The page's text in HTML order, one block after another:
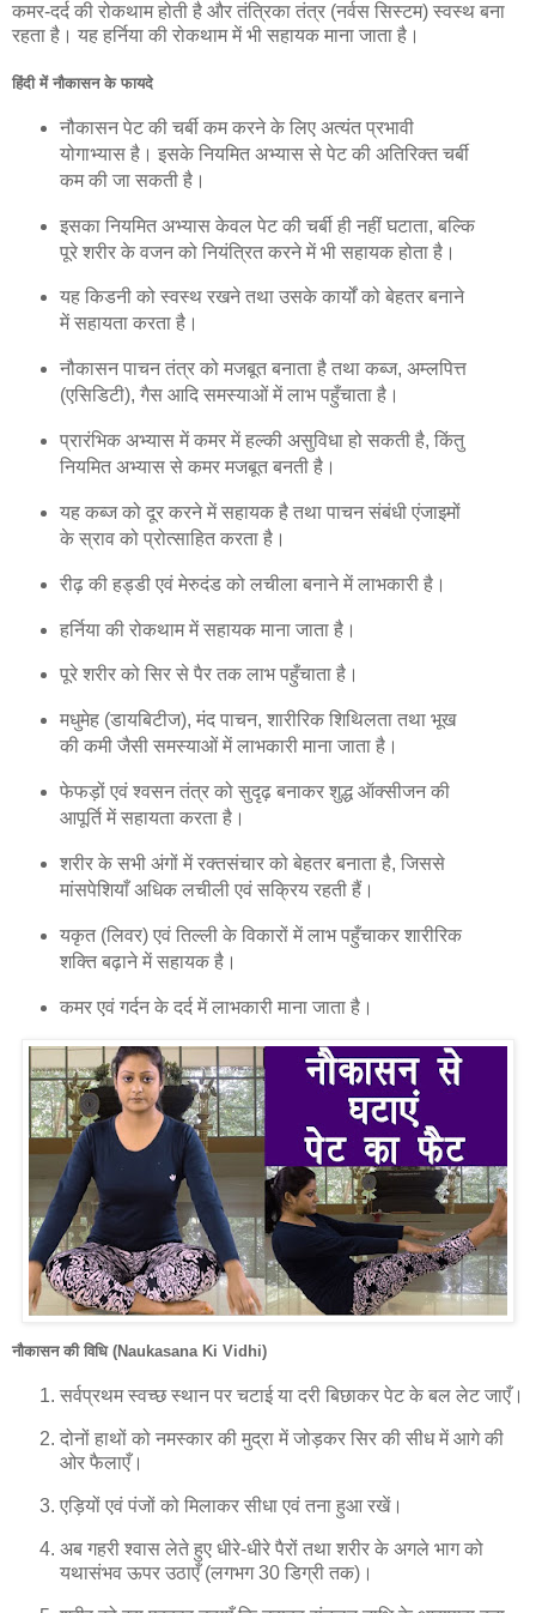
कमर-दर्द की रोकथाम होती है और तंत्रिका तंत्र (नर्वस सिस्टम) स्वस्थ बना
रहता है। यह हर्निया की रोकथाम में भी सहायक माना जाता है।
हिंदी में नौकासन के फायदे
नौकासन पेट की चर्बी कम करने के लिए अत्यंत प्रभावी
योगाभ्यास है। इसके नियमित अभ्यास से पेट की अतिरिक्त चर्बी
कम की जा सकती है।
इसका नियमित अभ्यास केवल पेट की चर्बी ही नहीं घटाता, बल्कि
पूरे शरीर के वजन को नियंत्रित करने में भी सहायक होता है।
यह किडनी को स्वस्थ रखने तथा उसके कार्यों को बेहतर बनाने
में सहायता करता है।
नौकासन पाचन तंत्र को मजबूत बनाता है तथा कब्ज, अम्लपित्त
(एसिडिटी), गैस आदि समस्याओं में लाभ पहुँचाता है।
प्रारंभिक अभ्यास में कमर में हल्की असुविधा हो सकती है, किंतु
नियमित अभ्यास से कमर मजबूत बनती है।
यह कब्ज को दूर करने में सहायक है तथा पाचन संबंधी एंजाइमों
के स्राव को प्रोत्साहित करता है।
रीढ़ की हड्डी एवं मेरुदंड को लचीला बनाने में लाभकारी है।
हर्निया की रोकथाम में सहायक माना जाता है।
पूरे शरीर को सिर से पैर तक लाभ पहुँचाता है।
मधुमेह (डायबिटीज), मंद पाचन, शारीरिक शिथिलता तथा भूख
की कमी जैसी समस्याओं में लाभकारी माना जाता है।
फेफड़ों एवं श्वसन तंत्र को सुदृढ़ बनाकर शुद्ध ऑक्सीजन की
आपूर्ति में सहायता करता है।
शरीर के सभी अंगों में रक्तसंचार को बेहतर बनाता है, जिससे
मांसपेशियाँ अधिक लचीली एवं सक्रिय रहती हैं।
यकृत (लिवर) एवं तिल्ली के विकारों में लाभ पहुँचाकर शारीरिक
शक्ति बढ़ाने में सहायक है।
कमर एवं गर्दन के दर्द में लाभकारी माना जाता है।
नौकासन की विधि (Naukasana Ki Vidhi)
सर्वप्रथम स्वच्छ स्थान पर चटाई या दरी बिछाकर पेट के बल लेट जाएँ।
दोनों हाथों को नमस्कार की मुद्रा में जोड़कर सिर की सीध में आगे की
ओर फैलाएँ।
एड़ियों एवं पंजों को मिलाकर सीधा एवं तना हुआ रखें।
अब गहरी श्वास लेते हुए धीरे-धीरे पैरों तथा शरीर के अगले भाग को
यथासंभव ऊपर उठाएँ (लगभग 30 डिग्री तक)।